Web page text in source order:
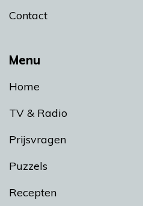
Menu
Home
TV & Radio
Prijsvragen
Puzzels
Recepten
Contact